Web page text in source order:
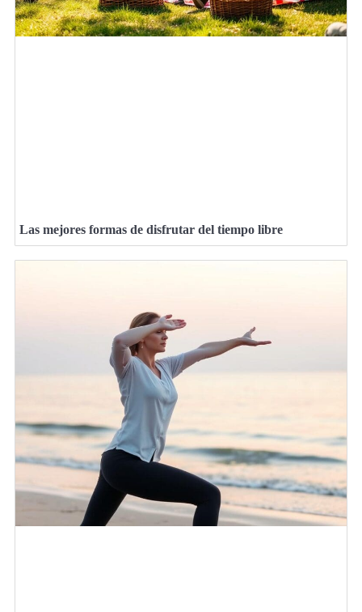
Las mejores formas de disfrutar del tiempo libre